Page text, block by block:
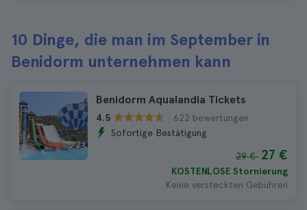
10 Dinge, die man im September in
Benidorm unternehmen kann
Benidorm Aqualandia Tickets
4.5
622 bewertungen
Sofortige Bestätigung
29 € 27 €
KOSTENLOSE Stornierung
Keine versteckten Gebühren